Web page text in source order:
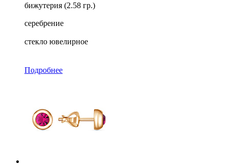
бижутерия (2.58 гр.)
серебрение
стекло ювелирное
Подробнее